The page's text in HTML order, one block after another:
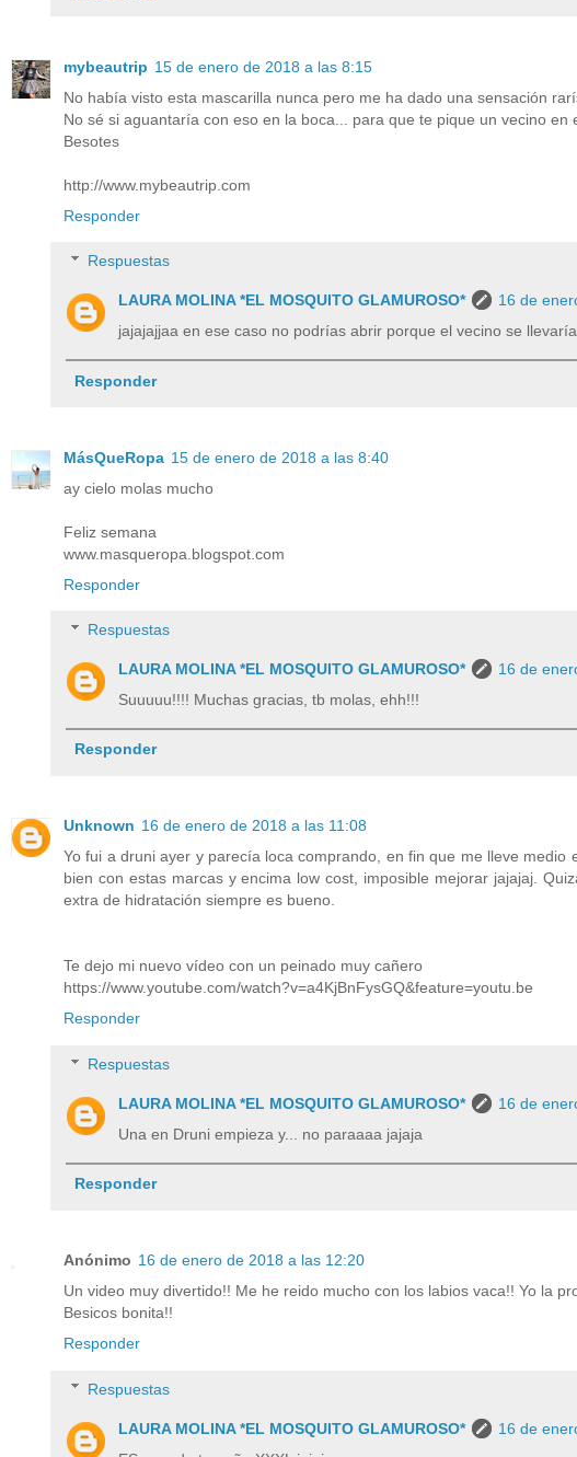
mybeautrip 15 de enero de 2018 a las 8:15
No había visto esta mascarilla nunca pero me ha dado una sensación
No sé si aguantaría con eso en la boca... para que te pique un vecino en
Besotes
http://www.mybeautrip.com
Responder
Respuestas
LAURA MOLINA *EL MOSQUITO GLAMUROSO*
16 de
jajajajjaa en ese caso no podrías abrir porque el vecino se
Responder
MásQueRopa 15 de enero de 2018 a las 8:40
ay cielo molas mucho
Feliz semana
www.masqueropa.blogspot.com
Responder
Respuestas
LAURA MOLINA *EL MOSQUITO GLAMUROSO*
16 de
Suuuuu!!!! Muchas gracias, tb molas, ehh!!!
Responder
Unknown 16 de enero de 2018 a las 11:08
Yo fui a druni ayer y parecía loca comprando, en fin que me lleve
bien con estas marcas y encima low cost, imposible mejorar jajajaj.
extra de hidratación siempre es bueno.
Te dejo mi nuevo vídeo con un peinado muy cañero
https://www.youtube.com/watch?v=a4KjBnFysGQ&feature=youtu.be
Responder
Respuestas
LAURA MOLINA *EL MOSQUITO GLAMUROSO*
16 de
Una en Druni empieza y... no paraaaa jajaja
Responder
Anónimo 16 de enero de 2018 a las 12:20
Un video muy divertido!! Me he reido mucho con los labios vaca!! Yo la
Besicos bonita!!
Responder
Respuestas
LAURA MOLINA *EL MOSQUITO GLAMUROSO*
16 de